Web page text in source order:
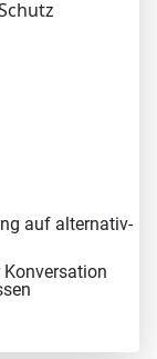
Konversation
auf alternativ-